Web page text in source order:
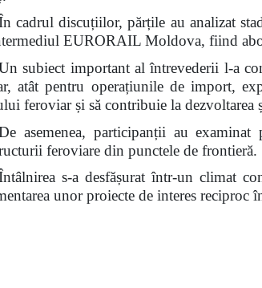
cadrul discuțiilor, părțile au analizat
EURORAIL Moldova, fiind
subiect important al întrevederii l-a
atât pentru operațiunile de import,
feroviar și să contribuie la
asemenea, participanții au
feroviare din punctele de frontieră.
s-a desfășurat într-un climat
unor proiecte de interes reciproc